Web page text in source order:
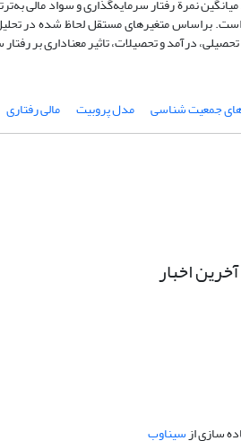
درآمد و تحصیلات، تاثیر معناداری بر رفتار
جمعیت شناسی مدل پروبیت مالی رفتاری
آخرین اخبار
سازی ازسیناوب